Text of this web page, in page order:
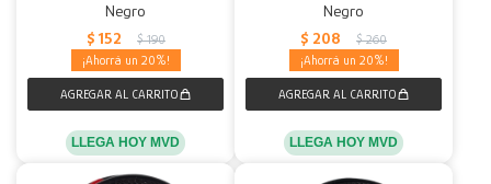
Negro
$ 152 $ 190
20
LLEGA HOY MVD
Negro
$ 208 $ 260
20
LLEGA HOY MVD